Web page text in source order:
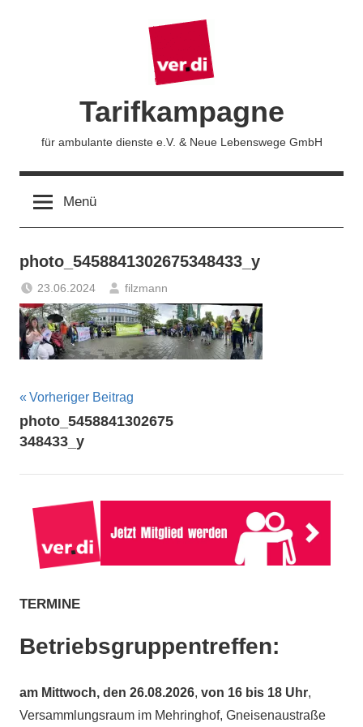
Tarifkampagne
für ambulante dienste e.V. & Neue Lebenswege GmbH
Menü
photo_5458841302675348433_y
23.06.2024 filzmann
Beitragsnavigation
Vorheriger Beitrag
photo_5458841302675
348433_y
TERMINE
Betriebsgruppentreffen:
am Mittwoch, den 26.08.2026, von 16 bis 18 Uhr,
Versammlungsraum im Mehringhof, Gneisenaustraße